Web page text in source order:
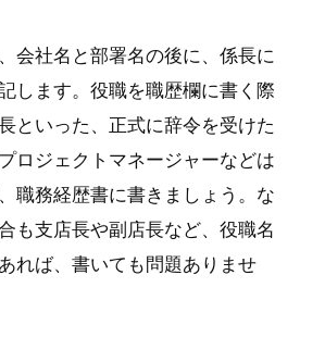
会社名と部署名の後に、係長に
します。役職を職歴欄に書く際
といった、正式に辞令を受けた
ロジェクトマネージャーなどは
職務経歴書に書きましょう。な
も支店長や副店長など、役職名
れば、書いても問題ありませ